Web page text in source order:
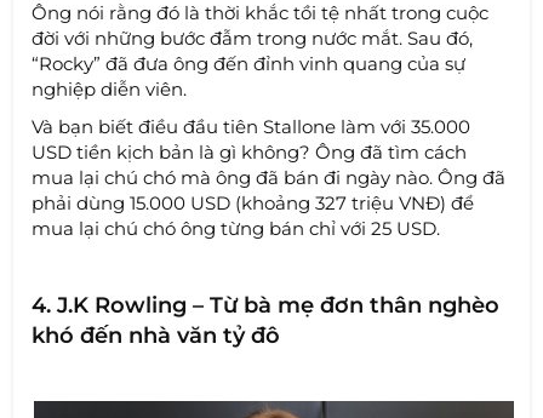
Ông nói rằng đó là thời khắc tồi tệ nhất trong cuộc
đời với những bước đẫm trong nước mắt. Sau đó,
“Rocky” đã đưa ông đến đỉnh vinh quang của sự
nghiệp diễn viên.
Và bạn biết điều đầu tiên Stallone làm với 35.000
USD tiền kịch bản là gì không? Ông đã tìm cách
mua lại chú chó mà ông đã bán đi ngày nào. Ông đã
phải dùng 15.000 USD (khoảng 327 triệu VNĐ) để
mua lại chú chó ông từng bán chỉ với 25 USD.
4. J.K Rowling – Từ bà mẹ đơn thân nghèo
khó đến nhà văn tỷ đô